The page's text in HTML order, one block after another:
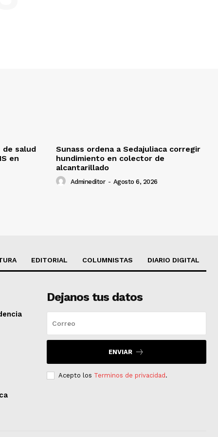
de salud
en
Sunass ordena a Sedajuliaca corregir
hundimiento en colector de
alcantarillado
Admineditor - Agosto 6, 2026
EDITORIAL COLUMNISTAS DIARIO DIGITAL
Dejanos tus datos
ENVIAR
Acepto los Terminos de privacidad .